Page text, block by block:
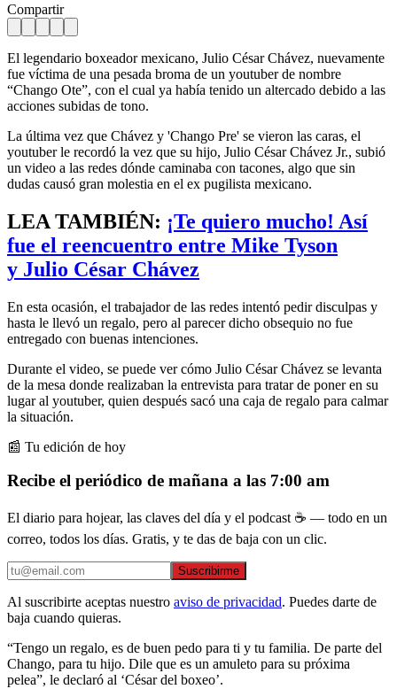
Compartir
El legendario boxeador mexicano, Julio César Chávez, nuevamente
fue víctima de una pesada broma de un youtuber de nombre
“Chango Ote”, con el cual ya había tenido un altercado debido a las
acciones subidas de tono.
La última vez que Chávez y 'Chango Pre' se vieron las caras, el
youtuber le recordó la vez que su hijo, Julio César Chávez Jr., subió
un video a las redes dónde caminaba con tacones, algo que sin
dudas causó gran molestia en el ex pugilista mexicano.
LEA TAMBIÉN: ¡Te quiero mucho! Así
fue el reencuentro entre Mike Tyson
y Julio César Chávez
En esta ocasión, el trabajador de las redes intentó pedir disculpas y
hasta le llevó un regalo, pero al parecer dicho obsequio no fue
entregado con buenas intenciones.
Durante el video, se puede ver cómo Julio César Chávez se levanta
de la mesa donde realizaban la entrevista para tratar de poner en su
lugar al youtuber, quien después sacó una caja de regalo para calmar
la situación.
📰 Tu edición de hoy
Recibe el periódico de mañana a las 7:00 am
El diario para hojear, las claves del día y el podcast ☕ — todo en un
correo, todos los días. Gratis, y te das de baja con un clic.
Suscribirme
Al suscribirte aceptas nuestro aviso de privacidad. Puedes darte de
baja cuando quieras.
“Tengo un regalo, es de buen pedo para ti y tu familia. De parte del
Chango, para tu hijo. Dile que es un amuleto para su próxima
pelea”, le declaró al ‘César del boxeo’.